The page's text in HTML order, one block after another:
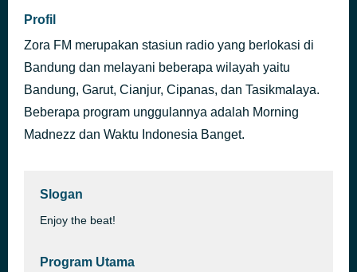
Profil
Zora FM merupakan stasiun radio yang berlokasi di
Bandung dan melayani beberapa wilayah yaitu
Bandung, Garut, Cianjur, Cipanas, dan Tasikmalaya.
Beberapa program unggulannya adalah Morning
Madnezz dan Waktu Indonesia Banget.
Slogan
Enjoy the beat!
Program Utama